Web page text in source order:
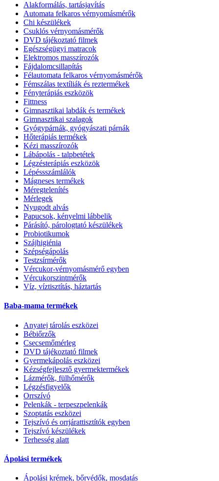
Alakformálás, tartásjavítás
Automata felkaros vérnyomásmérők
Chi készülékek
Csuklós vérnyomásmérők
DVD tájékoztató filmek
Egészségügyi matracok
Elektromos masszírozók
Fájdalomcsillapítás
Félautomata felkaros vérnyomásmérők
Fémszálas textíliák és reztermékek
Fényterápiás eszközök
Fittness
Gimnasztikai labdák és termékek
Gimnasztikai szalagok
Gyógypárnák, gyógyászati párnák
Hőterápiás termékek
Kézi masszírozók
Lábápolás - talpbetétek
Légzésterápiás eszközök
Lépéssszámlálók
Mágneses termékek
Méregtelenítés
Mérlegek
Nyugodt alvás
Papucsok, kényelmi lábbelik
Párásító, párologtató készülékek
Probiotikumok
Szájhigiénia
Szépségápolás
Testzsírmérők
Vércukor-vérnyomásmérő egyben
Vércukorszintmérők
Víz, víztisztítás, háztartás
Baba-mama termékek
Anyatej tárolás eszközei
Bébiőrzők
Csecsemőmérleg
DVD tájékoztató filmek
Gyermekápolás eszközei
Kézségfejlesztő gyermektermékek
Lázmérők, fülhőmérők
Légzésfigyelők
Orrszívó
Pelenkák - terpeszpelenkák
Szoptatás eszközei
Tejszívó és orrjárattisztítók egyben
Tejszívó készülékek
Terhesség alatt
Ápolási termékek
Ápolási krémek, bőrvédők, mosdatás